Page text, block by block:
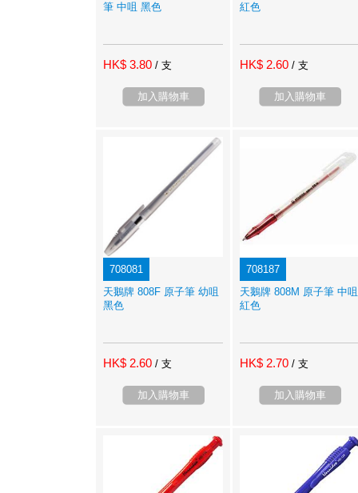
筆 中咀 黑色
HK$ 3.80 / 支
加入購物車
紅色
HK$ 2.60 / 支
加入購物車
708081
天鵝牌 808F 原子筆 幼咀
黑色
HK$ 2.60 / 支
加入購物車
708187
天鵝牌 808M 原子筆 中咀
紅色
HK$ 2.70 / 支
加入購物車